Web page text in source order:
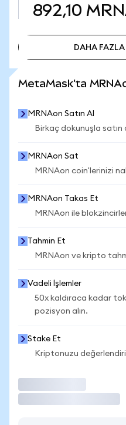
892,10
DAHA
MetaMask'ta
MRNAon Satın Al
Birkaç dokunuşla satın
MRNAon Sat
MRNAon coin'lerinizi
MRNAon Takas Et
MRNAon ile
Tahmin Et
MRNAon ve kripto
Vadeli İşlemler
50x kaldıraca kadar
pozisyon alın.
Stake Et
Kriptonuzu